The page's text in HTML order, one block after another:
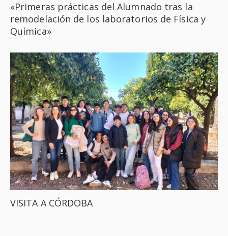
«Primeras prácticas del Alumnado tras la
remodelación de los laboratorios de Física y
Química»
VISITA A CÓRDOBA